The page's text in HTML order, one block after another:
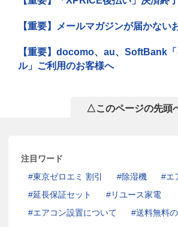
【重要】メールマガジンが届かない
【重要】docomo、au、SoftBank
ル」ご利用のお客様へ
△このページの先頭
注目ワード
東京ゼロエミ 割引
除湿機
エ
延長保証セット
リユース家電
エアコン設置について
送料無料